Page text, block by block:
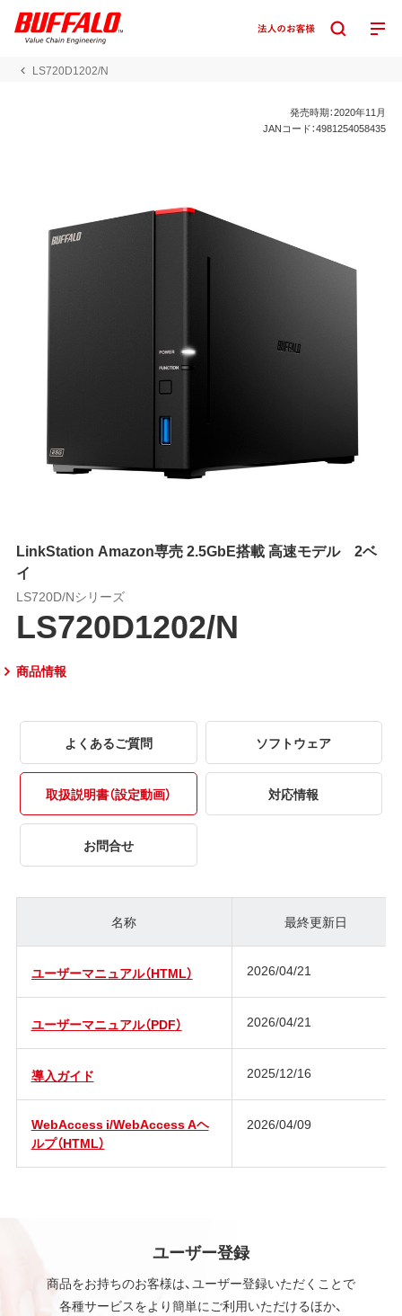
LS720D1202/N
発売時期：2020年11月
JANコード：4981254058435
LinkStation Amazon専売 2.5GbE搭載 高速モデル 2ベ
イ
LS720D/Nシリーズ
LS720D1202/N
商品情報
よくあるご質問 ソフトウェア
取扱説明書（設定動画） 対応情報
お問合せ
名称 最終更新日
ユーザーマニュアル（HTML） 2026/04/21
ユーザーマニュアル（PDF） 2026/04/21
導入ガイド 2025/12/16
WebAccess i/WebAccess Aヘ
ルプ（HTML）
2026/04/09
ユーザー登録
商品をお持ちのお客様は、ユーザー登録いただくことで
各種サービスをより簡単にご利用いただけるほか、